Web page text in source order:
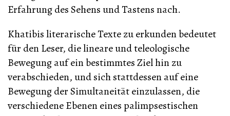
Erfahrung des Sehens und Tastens nach.
Khatibis literarische Texte zu erkunden bedeutet
für den Leser, die lineare und teleologische
Bewegung auf ein bestimmtes Ziel hin zu
verabschieden, und sich stattdessen auf eine
Bewegung der Simultaneität einzulassen, die
verschiedene Ebenen eines palimpsestischen